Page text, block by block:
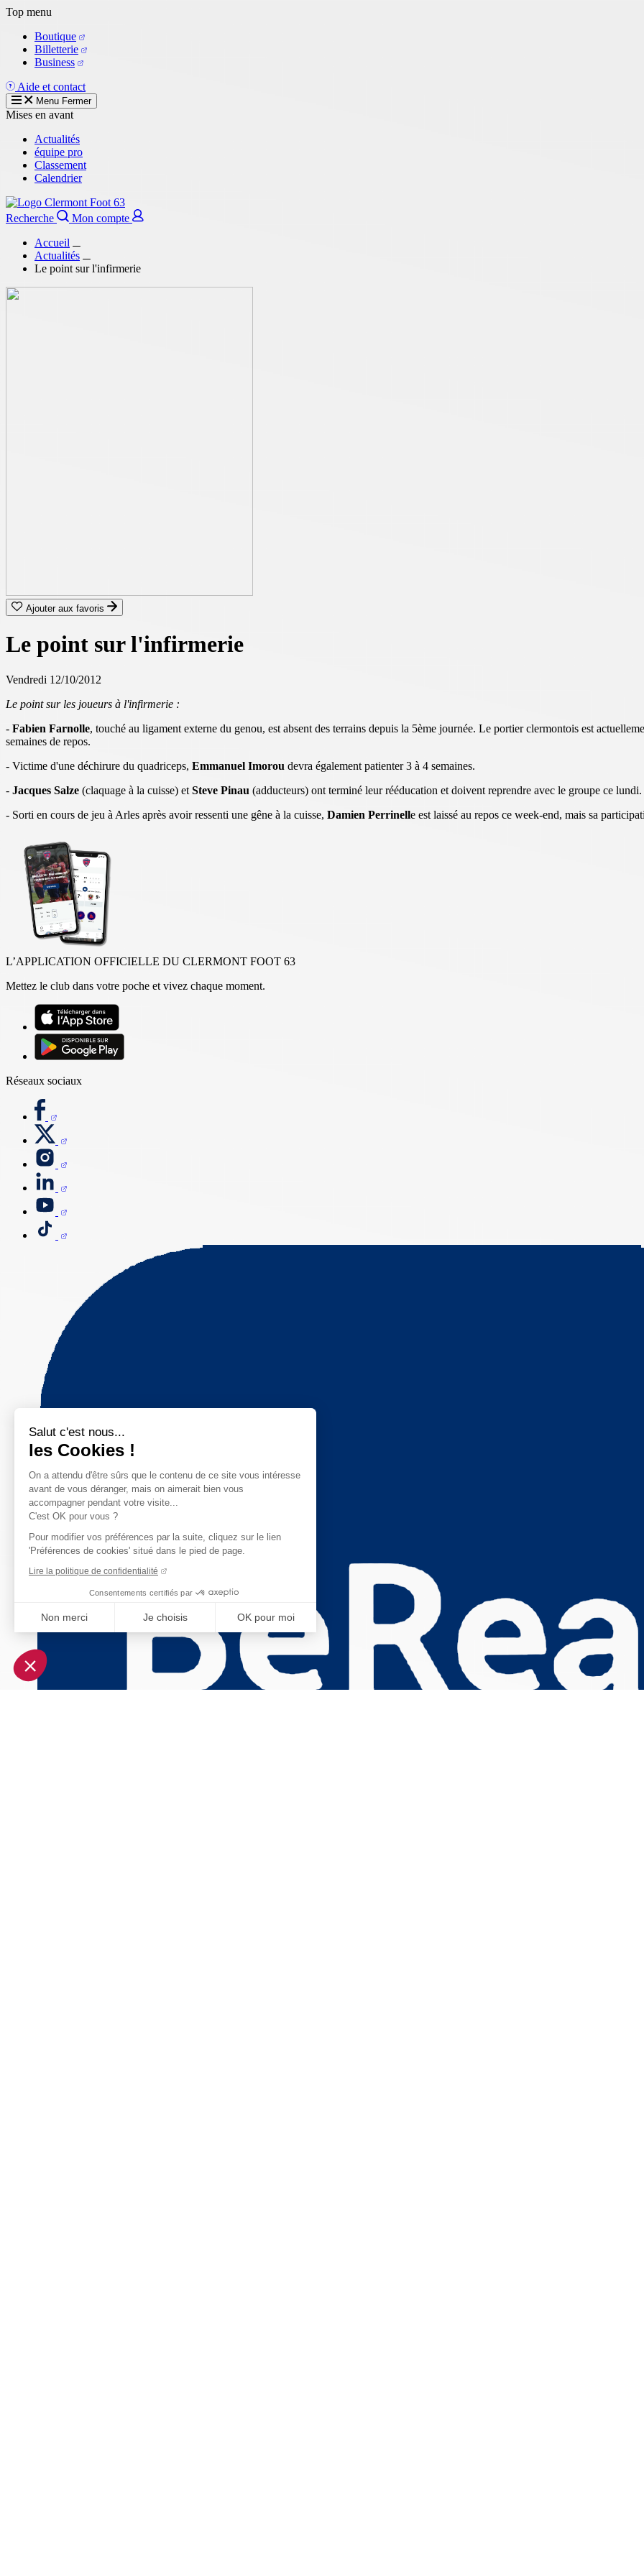
Salut c'est nous...
les Cookies !
On a attendu d'être sûrs que le contenu de ce site vous intéresse
avant de vous déranger, mais on aimerait bien vous
accompagner pendant votre visite...
C'est OK pour vous ?
Pour modifier vos préférences par la suite, cliquez sur le lien
'Préférences de cookies' situé dans le pied de page.
Lire la politique de confidentialité
Consentements certifiés par
Non merci Je choisis OK pour moi
Plateforme de Gestion du Consentement : Personnalisez vos Options
Notre plateforme vous permet d'adapter et de gérer vos paramètres de confidentialité, en garantissant la conformité avec
Aller
contenu
principal
Top menu
Boutique
Billetterie
Business
Aide et contact
Menu Fermer
Mises en avant
Actualités
équipe pro
Classement
Calendrier
Recherche
Mon compte
Accueil
Actualités
Le point sur l'infirmerie
Ajouter aux favoris
Le point sur l'infirmerie
Vendredi 12/10/2012
Le point sur les joueurs à l'infirmerie :
- Fabien Farnolle, touché au ligament externe du genou, est absent des terrains depuis la 5ème journée. Le portier clermontois est
semaines de repos.
- Victime d'une déchirure du quadriceps, Emmanuel Imorou devra également patienter 3 à 4 semaines.
- Jacques Salze (claquage à la cuisse) et Steve Pinau (adducteurs) ont terminé leur rééducation et doivent reprendre avec le groupe ce lundi.
- Sorti en cours de jeu à Arles après avoir ressenti une gêne à la cuisse, Damien Perrinelle est laissé au repos ce week-end, mais sa
L’APPLICATION OFFICIELLE DU CLERMONT FOOT 63
Mettez le club dans votre poche et vivez chaque moment.
Réseaux sociaux